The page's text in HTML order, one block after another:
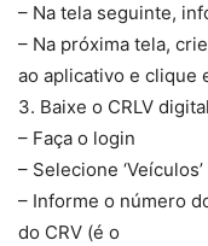
– Na tela seguinte,
– Na próxima tela,
ao aplicativo e clique
3. Baixe o CRLV digital
– Faça o login
– Selecione ‘Veículos’
– Informe o número
do CRV (é o